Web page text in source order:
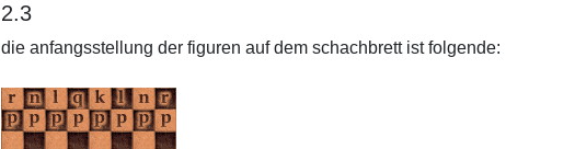
2.3
die anfangsstellung der figuren auf dem schachbrett ist folgende: